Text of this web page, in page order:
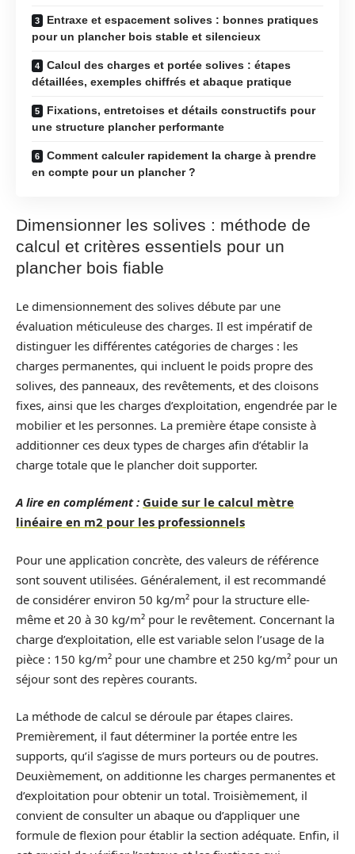
Entraxe et espacement solives : bonnes pratiques
pour un plancher bois stable et silencieux
Calcul des charges et portée solives : étapes
détaillées, exemples chiffrés et abaque pratique
Fixations, entretoises et détails constructifs pour
une structure plancher performante
Comment calculer rapidement la charge à prendre
en compte pour un plancher ?
Dimensionner les solives : méthode de
calcul et critères essentiels pour un
plancher bois fiable
Le dimensionnement des solives débute par une
évaluation méticuleuse des charges. Il est impératif de
distinguer les différentes catégories de charges : les
charges permanentes, qui incluent le poids propre des
solives, des panneaux, des revêtements, et des cloisons
fixes, ainsi que les charges d’exploitation, engendrée par le
mobilier et les personnes. La première étape consiste à
additionner ces deux types de charges afin d’établir la
charge totale que le plancher doit supporter.
A lire en complément : Guide sur le calcul mètre
linéaire en m2 pour les professionnels
Pour une application concrète, des valeurs de référence
sont souvent utilisées. Généralement, il est recommandé
de considérer environ 50 kg/m² pour la structure elle-
même et 20 à 30 kg/m² pour le revêtement. Concernant la
charge d’exploitation, elle est variable selon l’usage de la
pièce : 150 kg/m² pour une chambre et 250 kg/m² pour un
séjour sont des repères courants.
La méthode de calcul se déroule par étapes claires.
Premièrement, il faut déterminer la portée entre les
supports, qu’il s’agisse de murs porteurs ou de poutres.
Deuxièmement, on additionne les charges permanentes et
d’exploitation pour obtenir un total. Troisièmement, il
convient de consulter un abaque ou d’appliquer une
formule de flexion pour établir la section adéquate. Enfin, il